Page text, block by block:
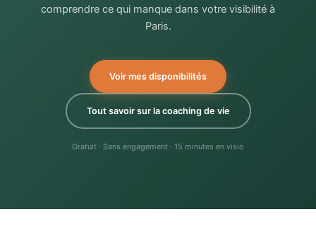
comprendre ce qui manque dans votre visibilité à
Paris.
Voir mes disponibilités
Tout savoir sur la coaching de vie
Gratuit · Sans engagement · 15 minutes en visio